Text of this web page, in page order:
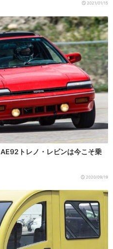
2021/01/15
トレノ・レビンは今こそ乗
2020/09/19